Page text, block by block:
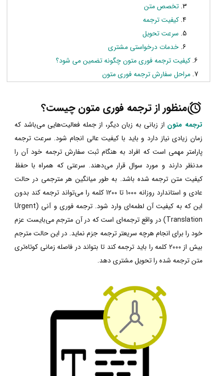
تخصص متن
کیفیت ترجمه
سرعت تحویل
خدمات درخواستی مشتری
کیفیت ترجمه فوری متون چگونه تضمین می شود؟
مراحل سفارش ترجمه فوری متون
منظور از ترجمه فوری متون چیست؟
ترجمه متون از زبانی به زبان دیگر، از جمله فعالیت‌هایی می‌باشد که
زمان زیادی نیاز دارد و باید با کیفیت عالی انجام شود. سرعت ترجمه
پارامتر مهمی است که افراد به هنگام ثبت سفارش ترجمه خود آن را
مدنظر دارند و مورد سوال قرار می‌دهند. سرعتی که همراه با حفظ
کیفیت متن ترجمه شده باشد. به طور میانگین هر مترجمی در حالت
عادی و استاندارد روزانه 1000 تا 1200 کلمه را می‌تواند ترجمه کند بدون
این که به کیفیت آن لطمه‌ای وارد شود. ترجمه فوری و آنی (Urgent
Translation) در واقع ترجمه‌ای است که در آن مترجم می‌بایست عزم
خود را برای انجام هرچه سریعتر ترجمه جزم نماید. در این حالت مترجم
بیش از 2000 کلمه را باید ترجمه کند تا بتواند در فاصله زمانی کوتاه‌تری
متن ترجمه شده را تحویل مشتری دهد.